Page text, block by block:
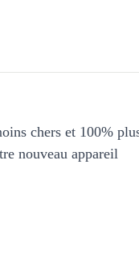
chers et 100%
nouveau appareil